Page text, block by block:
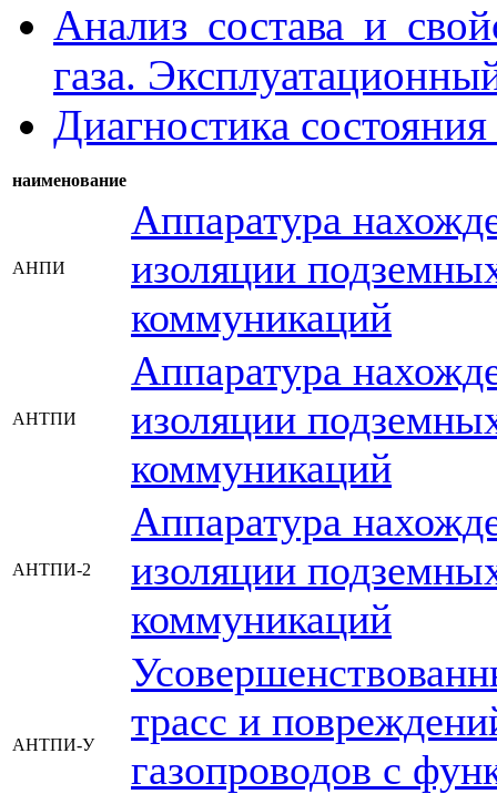
Анализ состава и
газа.
Диагностика
наименование
АНПИ
Аппаратура
изоляции
коммуникаций
АНТПИ
Аппаратура
изоляции
коммуникаций
АНТПИ-2
Аппаратура
изоляции
коммуникаций
АНТПИ-У
трасс и
газопроводов с